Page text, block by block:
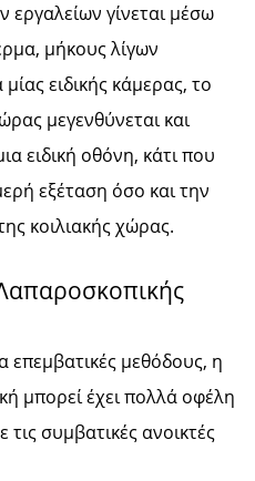
εργαλείων γίνεται μέσω
μήκους λίγων
ειδικής κάμερας, το
μεγενθύνεται και
ειδική οθόνη, κάτι που
εξέταση όσο και την
κοιλιακής χώρας.
επεμβατικές μεθόδους, η
μπορεί έχει πολλά οφέλη
συμβατικές ανοικτές